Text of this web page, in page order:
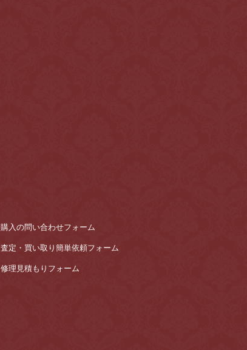
購入の問い合わせフォーム
査定・買い取り簡単依頼フォーム
修理見積もりフォーム